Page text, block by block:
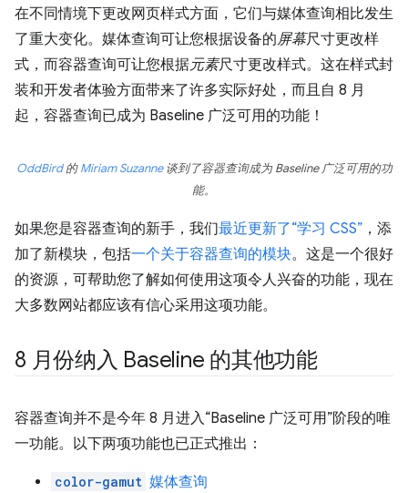
在不同情境下更改网页样式方面，它们与媒体查询相比发生
了重大变化。媒体查询可让您根据设备的屏幕尺寸更改样
式，而容器查询可让您根据元素尺寸更改样式。这在样式封
装和开发者体验方面带来了许多实际好处，而且自 8 月
起，容器查询已成为 Baseline 广泛可用的功能！
OddBird的Miriam Suzanne谈到了容器查询成为 Baseline 广泛可用的功
能。
如果您是容器查询的新手，我们最近更新了“学习 CSS” ，添
加了新模块，包括一个关于容器查询的模块。这是一个很好
的资源，可帮助您了解如何使用这项令人兴奋的功能，现在
大多数网站都应该有信心采用这项功能。
8 月份纳入 Baseline 的其他功能
容器查询并不是今年 8 月进入“Baseline 广泛可用”阶段的唯
一功能。以下两项功能也已正式推出：
color-gamut 媒体查询